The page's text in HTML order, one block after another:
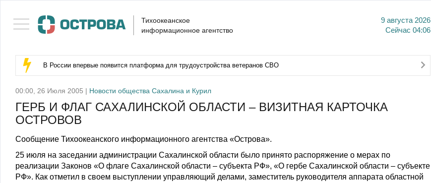
Тихоокеанское
информационное агентство
9 августа 2026
Сейчас 04:06
В России впервые появится платформа для трудоустройства ветеранов СВО
00:00, 26 Июля 2005 | Новости общества Сахалина и Курил
ГЕРБ И ФЛАГ САХАЛИНСКОЙ ОБЛАСТИ – ВИЗИТНАЯ КАРТОЧКА
ОСТРОВОВ
Сообщение Тихоокеанского информационного агентства «Острова».
25 июля на заседании администрации Сахалинской области было принято распоряжение о мерах по
реализации Законов «О флаге Сахалинской области – субъекта РФ», «О гербе Сахалинской области – субъекте
РФ». Как отметил в своем выступлении управляющий делами, заместитель руководителя аппарата областной